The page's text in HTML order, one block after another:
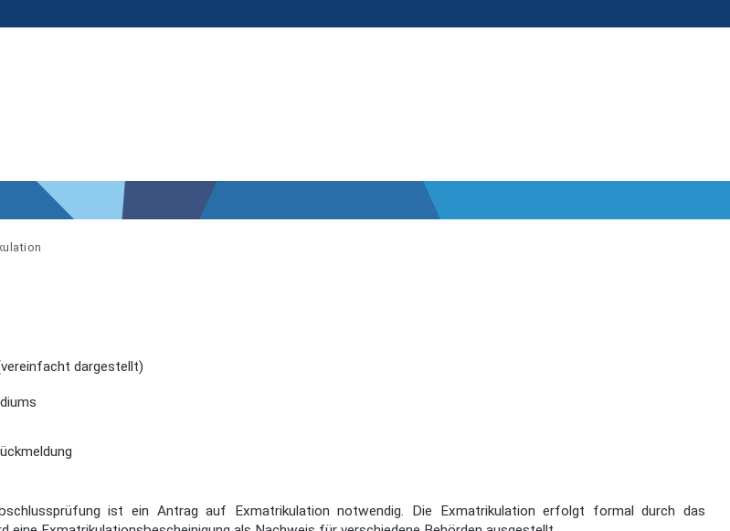
dargestellt)
ist ein Antrag auf Exmatrikulation notwendig. Die Exmatrikulation erfolgt formal durch das